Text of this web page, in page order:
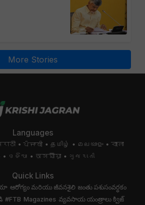
More Stories
Languages
ਪੰਜਾਬੀ தமிழ் മലയാളം
বাংলা
ଓଡିଆ অসমীয়া ગુજરાતી
Quick Links
ఆరోగ్యం మరియు జీవనశైలి జంతు పశుసంవర్ధకం
#FTB Magazines వ్యవసాయ యంత్రాలు క్విజ్